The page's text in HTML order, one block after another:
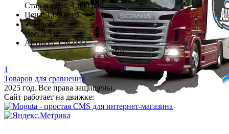
Старая цена:1,600 руб.
Цена:1,000 руб.
✔Много
Вес:0.3кг.
Артикул:CN2332
1
Товаров для сравнения
2025 год. Все права защищены.
Сайт работает на движке: